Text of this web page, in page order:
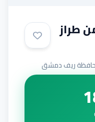
طراز
ريف دمشق